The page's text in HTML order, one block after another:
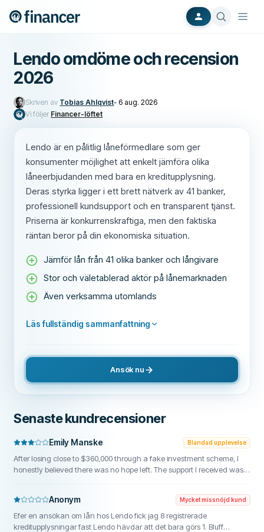
Lendo omdöme och recension
2026
Skriven av Tobias Ahlqvist- 6 aug. 2026
Vi följer Financer-löftet
Lendo är en pålitlig låneförmedlare som ger
konsumenter möjlighet att enkelt jämföra olika
låneerbjudanden med bara en kreditupplysning.
Deras styrka ligger i ett brett nätverk av 41 banker,
professionell kundsupport och en transparent tjänst.
Priserna är konkurrenskraftiga, men den faktiska
räntan beror på din ekonomiska situation.
Jämför lån från 41 olika banker och långivare
Stor och väletablerad aktör på lånemarknaden
Även verksamma utomlands
Läs fullständig sammanfattning
Ansök nu
Senaste kundrecensioner
Emily Manske Blandad upplevelse
After losing close to $360,000 through a fake investment scheme, I
honestly believed there was no hope left. The support I received was
available option. Recovering even a portion of the funds meant a
great deal to my family. FUNDSRETRIEVER1@gmail.com, WhatsApp
{+1} 603 512 1448, or Telegram: Fundsretriever
Anonym Mycket missnöjd kund
Efer en ansökan om lån hos Lendo fick jag 8 registrerade
kreditupplysningar fast Lendo hävdar att det bara görs 1. Bluff